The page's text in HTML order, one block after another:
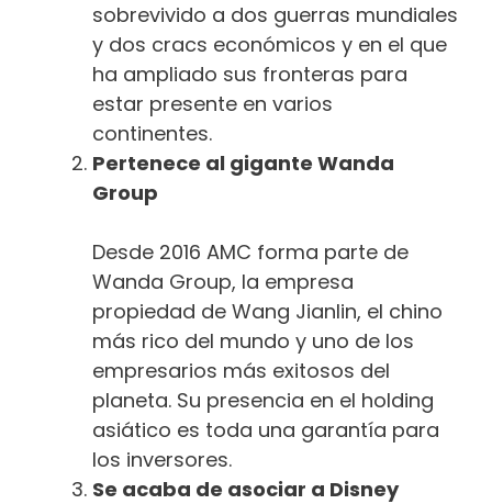
sobrevivido a dos guerras mundiales
y dos cracs económicos y en el que
ha ampliado sus fronteras para
estar presente en varios
continentes.
Pertenece al gigante Wanda
Group
Desde 2016 AMC forma parte de
Wanda Group, la empresa
propiedad de Wang Jianlin, el chino
más rico del mundo y uno de los
empresarios más exitosos del
planeta. Su presencia en el holding
asiático es toda una garantía para
los inversores.
Se acaba de asociar a Disney